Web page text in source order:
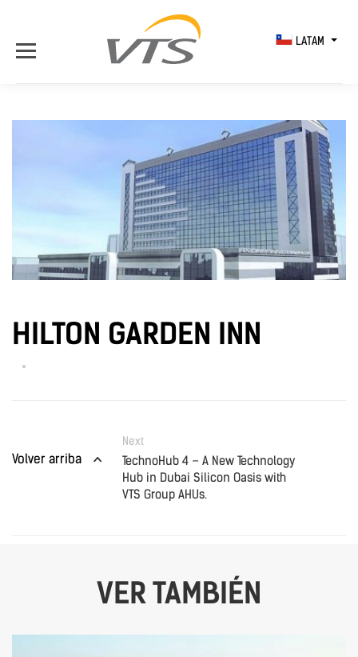
LATAM
HILTON GARDEN INN
Volver arriba
Next
TechnoHub 4 – A New Technology
Hub in Dubai Silicon Oasis with
VTS Group AHUs.
VER TAMBIÉN